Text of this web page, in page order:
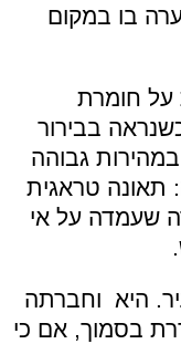
בו במקום
על חומרת
בבירור
גבוהה
תאונה טראגית
שעמדה על אי
היא וחברתה
בסמוך, אם כי